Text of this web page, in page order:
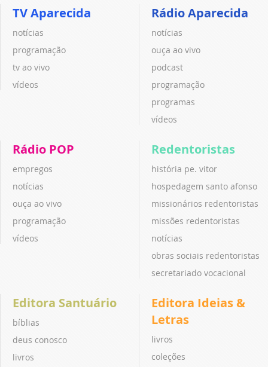
TV Aparecida
notícias
programação
tv ao vivo
vídeos
Rádio Aparecida
notícias
ouça ao vivo
podcast
programação
programas
vídeos
Rádio POP
empregos
notícias
ouça ao vivo
programação
vídeos
Redentoristas
história pe. vitor
hospedagem santo afonso
missionários redentoristas
missões redentoristas
notícias
obras sociais redentoristas
secretariado vocacional
Editora Santuário
bíblias
deus conosco
livros
Editora Ideias &
Letras
livros
coleções